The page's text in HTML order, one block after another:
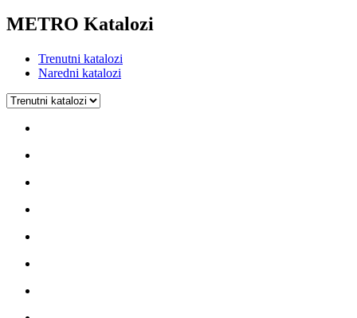
METRO Katalozi
Trenutni katalozi
Naredni katalozi